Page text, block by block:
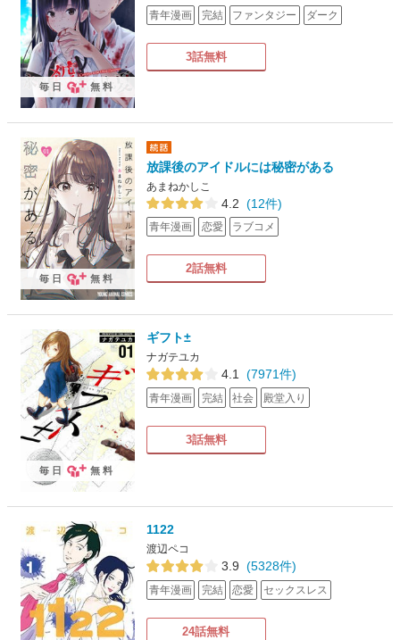
青年漫画 完結 ファンタジー ダーク
3話無料
毎日 無料
放課後のアイドルには秘密がある
あまねかしこ
4.2 (12件)
青年漫画 恋愛 ラブコメ
2話無料
毎日 無料
ギフト±
ナガテユカ
4.1 (7971件)
青年漫画 完結 社会 殿堂入り
3話無料
毎日 無料
1122
渡辺ペコ
3.9 (5328件)
青年漫画 完結 恋愛 セックスレス
24話無料